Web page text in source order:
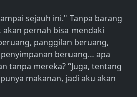
sejauh ini." Tanpa barang
pernah bisa mendaki
panggilan beruang,
beruang… apa
tanpa mereka? “Juga, tentang
makanan, jadi aku akan